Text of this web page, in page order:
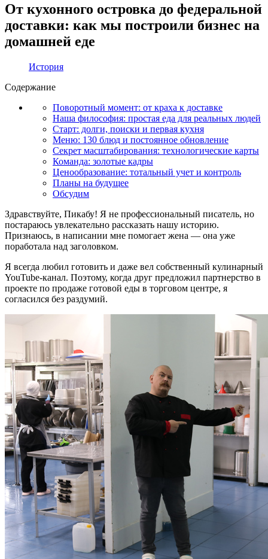
От кухонного островка до федеральной
доставки: как мы построили бизнес на
домашней еде
История
Содержание
Поворотный момент: от краха к доставке
Наша философия: простая еда для реальных людей
Старт: долги, поиски и первая кухня
Меню: 130 блюд и постоянное обновление
Секрет масштабирования: технологические карты
Команда: золотые кадры
Ценообразование: тотальный учет и контроль
Планы на будущее
Обсудим
Здравствуйте, Пикабу! Я не профессиональный писатель, но
постараюсь увлекательно рассказать нашу историю.
Признаюсь, в написании мне помогает жена — она уже
поработала над заголовком.
Я всегда любил готовить и даже вел собственный кулинарный
YouTube-канал. Поэтому, когда друг предложил партнерство в
проекте по продаже готовой еды в торговом центре, я
согласился без раздумий.